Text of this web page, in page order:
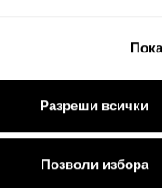
Разреши всички
Позволи избора
Връщане и замяна
Купи подаръчен ваучер